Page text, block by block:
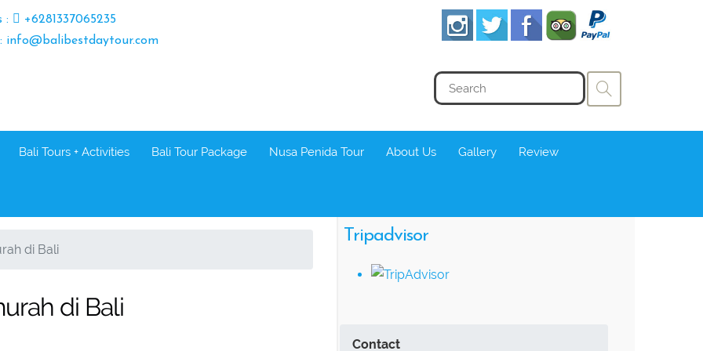
:
+6281337065235
info@balibestdaytour.com
Bali Tours + Activities Bali Tour Package Nusa Penida Tour About Us Gallery Review
di Bali
di Bali
Tripadvisor
Contact